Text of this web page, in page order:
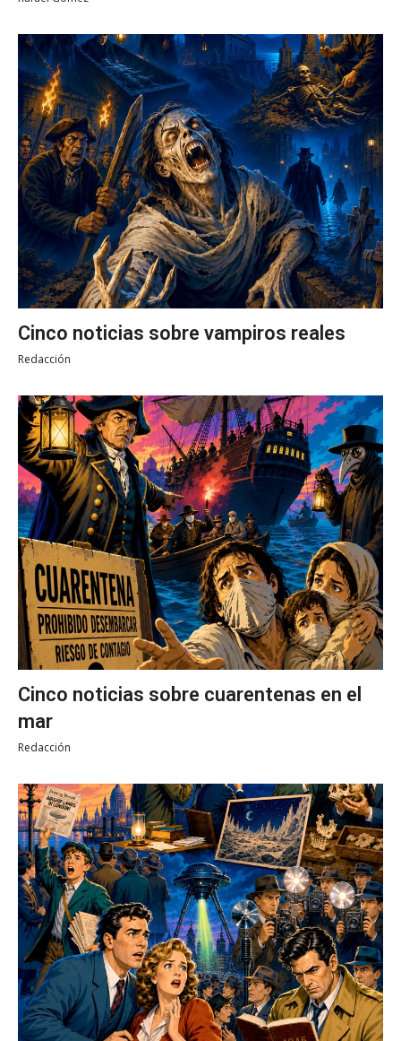
Cinco noticias sobre vampiros reales
Redacción
Cinco noticias sobre cuarentenas en el
mar
Redacción